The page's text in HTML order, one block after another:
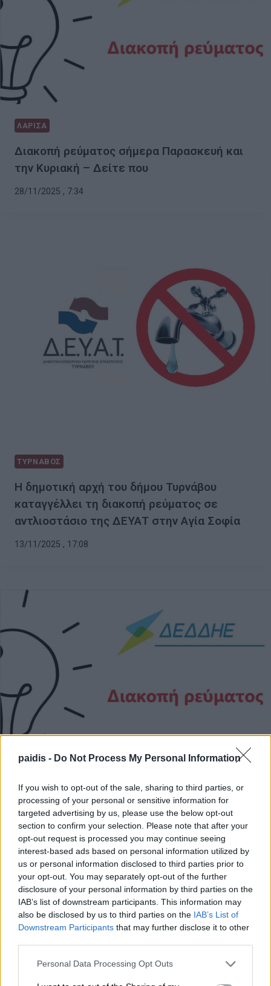
paidis - Do Not Process My Personal Information
If you wish to opt-out of the sale, sharing to third parties, or
processing of your personal or sensitive information for
targeted advertising by us, please use the below opt-out
section to confirm your selection. Please note that after your
opt-out request is processed you may continue seeing
interest-based ads based on personal information utilized by
us or personal information disclosed to third parties prior to
your opt-out. You may separately opt-out of the further
disclosure of your personal information by third parties on the
IAB’s list of downstream participants. This information may
also be disclosed by us to third parties on the IAB’s List of
Downstream Participants that may further disclose it to other
Personal Data Processing Opt Outs
ΛΑΡΙΣΑ
Διακοπή ρεύματος σήμερα Παρασκευή και
την Κυριακή – Δείτε που
28/11/2025 , 7:34
ΤΥΡΝΑΒΟΣ
Η δημοτική αρχή του δήμου Τυρνάβου
καταγγέλλει τη διακοπή ρεύματος σε
αντλιοστάσιο της ΔΕΥΑΤ στην Αγία Σοφία
13/11/2025 , 17:08
Οι περιοχές που θα έχουν διακοπή ρεύματος
την Κυριακή 26/10
25/10/2025 , 8:53